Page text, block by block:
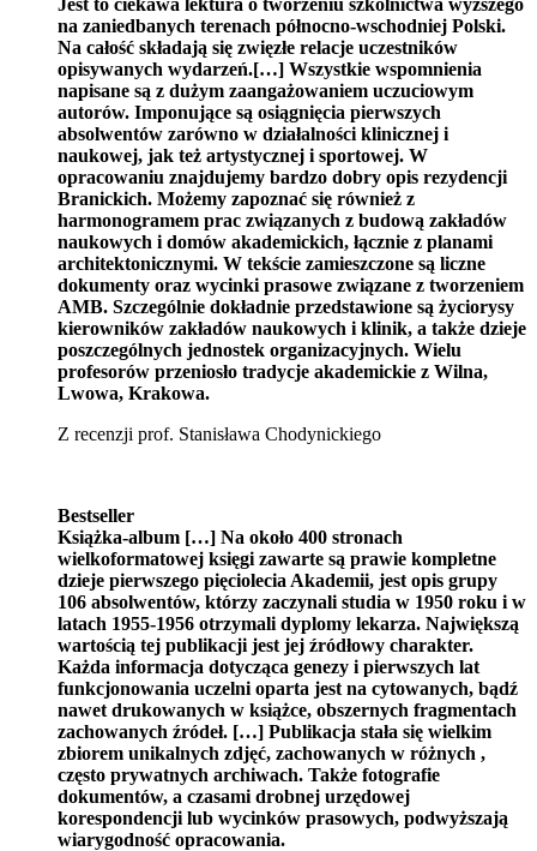
na zaniedbanych terenach północno-wschodniej Polski.
Na całość składają się zwięzłe relacje uczestników
opisywanych wydarzeń.[…] Wszystkie wspomnienia
napisane są z dużym zaangażowaniem uczuciowym
autorów. Imponujące są osiągnięcia pierwszych
absolwentów zarówno w działalności klinicznej i
naukowej, jak też artystycznej i sportowej. W
opracowaniu znajdujemy bardzo dobry opis rezydencji
Branickich. Możemy zapoznać się również z
harmonogramem prac związanych z budową zakładów
naukowych i domów akademickich, łącznie z planami
architektonicznymi. W tekście zamieszczone są liczne
dokumenty oraz wycinki prasowe związane z tworzeniem
AMB. Szczególnie dokładnie przedstawione są życiorysy
kierowników zakładów naukowych i klinik, a także dzieje
poszczególnych jednostek organizacyjnych. Wielu
profesorów przeniosło tradycje akademickie z Wilna,
Lwowa, Krakowa.
Z recenzji prof. Stanisława Chodynickiego
Bestseller
Książka-album […] Na około 400 stronach
wielkoformatowej księgi zawarte są prawie kompletne
dzieje pierwszego pięciolecia Akademii, jest opis grupy
106 absolwentów, którzy zaczynali studia w 1950 roku i w
latach 1955-1956 otrzymali dyplomy lekarza. Największą
wartością tej publikacji jest jej źródłowy charakter.
Każda informacja dotycząca genezy i pierwszych lat
funkcjonowania uczelni oparta jest na cytowanych, bądź
nawet drukowanych w książce, obszernych fragmentach
zachowanych źródeł. […] Publikacja stała się wielkim
zbiorem unikalnych zdjęć, zachowanych w różnych ,
często prywatnych archiwach. Także fotografie
dokumentów, a czasami drobnej urzędowej
korespondencji lub wycinków prasowych, podwyższają
wiarygodność opracowania.